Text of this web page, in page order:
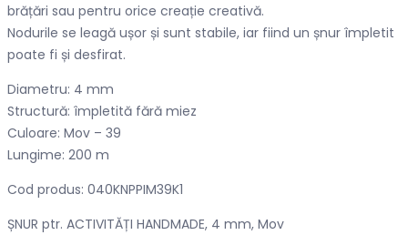
brățări sau pentru orice creație creativă.
Nodurile se leagă ușor și sunt stabile, iar fiind un șnur împletit
poate fi și desfirat.
Diametru: 4 mm
Structură: împletită fără miez
Culoare: Mov – 39
Lungime: 200 m
Cod produs: 040KNPPIM39K1
ȘNUR ptr. ACTIVITĂȚI HANDMADE, 4 mm, Mov